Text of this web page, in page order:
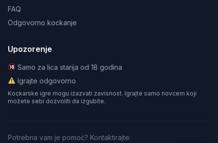
FAQ
Odgovorno kockanje
Upozorenje
Samo za lica starija od 18 godina
Igrajte odgovorno
Kockarske igre mogu izazvati zavisnost. Igrajte samo novcem koji
možete sebi dozvoliti da izgubite.
Potrebna vam je pomoć? Kontaktirajte: